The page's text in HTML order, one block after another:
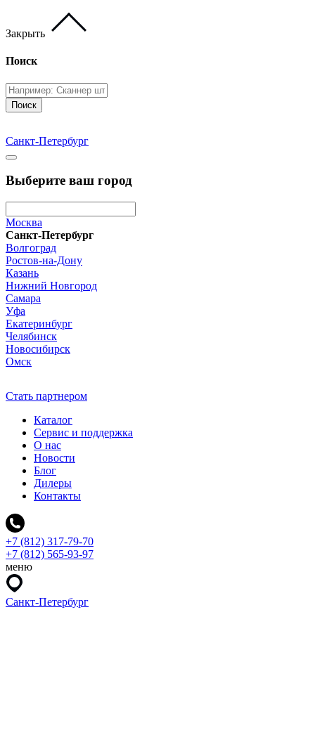
Закрыть
Поиск
Поиск
Санкт-Петербург
Выберите ваш город
Москва
Санкт-Петербург
Волгоград
Ростов-на-Дону
Казань
Нижний Новгород
Самара
Уфа
Екатеринбург
Челябинск
Новосибирск
Омск
Стать партнером
Каталог
Сервис и поддержка
О нас
Новости
Блог
Дилеры
Контакты
+7 (812) 317-79-70
+7 (812) 565-93-97
меню
Санкт-Петербург